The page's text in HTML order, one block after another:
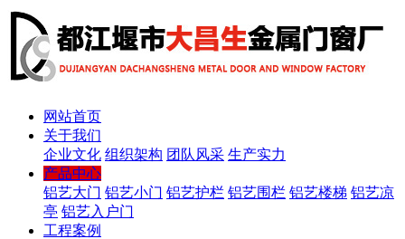
网站首页
关于我们
企业文化 组织架构 团队风采 生产实力
产品中心
铝艺大门 铝艺小门 铝艺护栏 铝艺围栏 铝艺楼梯 铝艺凉
亭 铝艺入户门
工程案例